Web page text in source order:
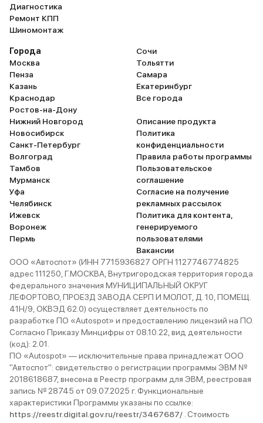
Диагностика
Ремонт КПП
Шиномонтаж
Города
Москва
Пенза
Казань
Краснодар
Ростов-на-Дону
Нижний Новгород
Новосибирск
Санкт-Петербург
Волгоград
Тамбов
Мурманск
Уфа
Челябинск
Ижевск
Воронеж
Пермь
Сочи
Тольятти
Самара
Екатеринбург
Все города
Описание продукта
Политика
конфиденциальности
Правила работы программы
Пользовательское
соглашение
Согласие на получение
рекламных рассылок
Политика для контента,
генерируемого
пользователями
Вакансии
ООО «Автоспот» (ИНН 7715936827 ОРГН 1127746774825
адрес 111250, Г.МОСКВА, Внутригородская территория города
федерального значения МУНИЦИПАЛЬНЫЙ ОКРУГ
ЛЕФОРТОВО, ПРОЕЗД ЗАВОДА СЕРП И МОЛОТ, Д. 10, ПОМЕЩ.
41Н/9, ОКВЭД 62.0) осуществляет деятельность по
разработке ПО «Autospot» и предоставлению лицензий на ПО.
Согласно Приказу Минцифры от 08.10.22, вид деятельности
(код): 2.01.
ПО «Autospot» — исключительные права принадлежат ООО
"Автоспот": свидетельство о регистрации программы ЭВМ №
2018618687, внесена в Реестр программ для ЭВМ, реестровая
запись № 28745 от 09.07.2025 г. Функциональные
характеристики Программы указаны по ссылке:
https://reestr.digital.gov.ru/reestr/3467687/ . Стоимость